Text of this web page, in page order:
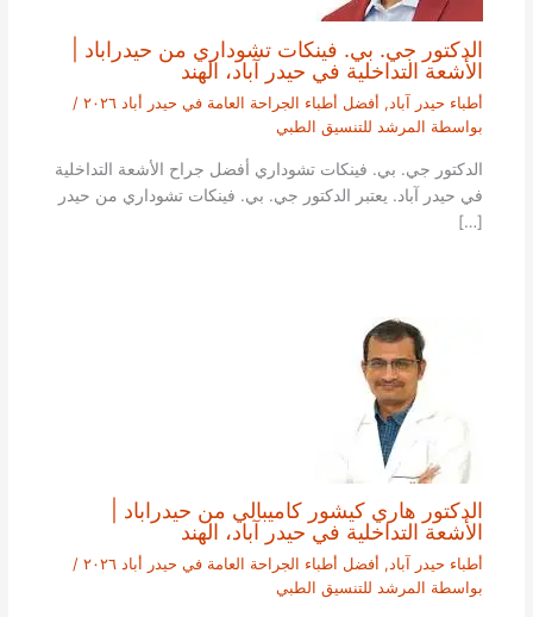
الدكتور جي. بي. فينكات تشوداري من حيدراباد |
الأشعة التداخلية في حيدر آباد، الهند
أطباء حيدر آباد, أفضل أطباء الجراحة العامة في حيدر أباد ٢٠٢٦
/
بواسطة المرشد للتنسيق الطبي
الدكتور جي. بي. فينكات تشوداري أفضل جراح الأشعة التداخلية
في حيدر آباد. يعتبر الدكتور جي. بي. فينكات تشوداري من حيدر
[…]
الدكتور هاري كيشور كاميبالي من حيدراباد |
الأشعة التداخلية في حيدر آباد، الهند
أطباء حيدر آباد, أفضل أطباء الجراحة العامة في حيدر أباد ٢٠٢٦
/
بواسطة المرشد للتنسيق الطبي